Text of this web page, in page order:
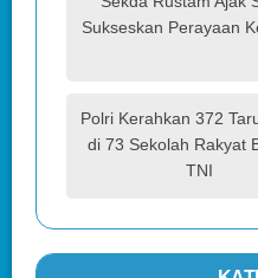
Sukseskan Perayaan
Polri Kerahkan 372
di 73 Sekolah Rakyat
TNI